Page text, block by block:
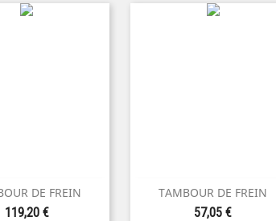
DE FREIN
Prix
119,20 €
rapide
TAMBOUR DE FREIN
Prix
57,05 €
Aperçu rapide